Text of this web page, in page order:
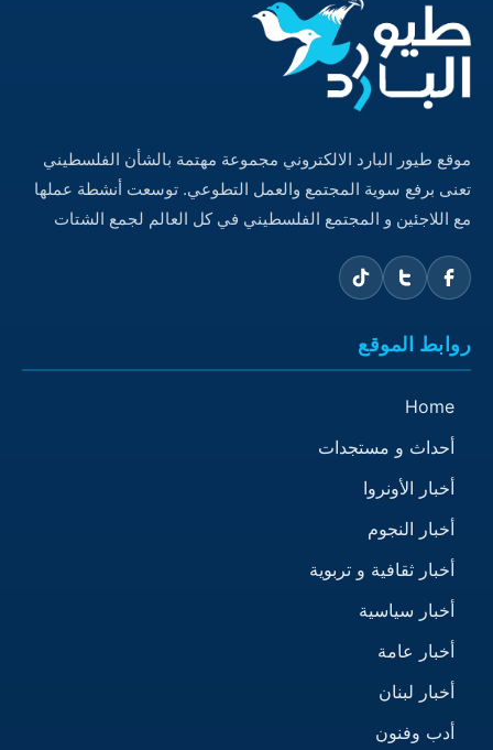
موقع طيور البارد الالكتروني مجموعة مهتمة بالشأن الفلسطيني
تعنى برفع سوية المجتمع والعمل التطوعي. توسعت أنشطة عملها
مع اللاجئين و المجتمع الفلسطيني في كل العالم لجمع الشتات
روابط الموقع
Home
أحداث و مستجدات
أخبار الأونروا
أخبار النجوم
أخبار ثقافية و تربوية
أخبار سياسية
أخبار عامة
أخبار لبنان
أدب وفنون